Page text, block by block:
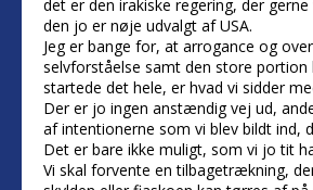
det er den irakiske regering, der
den jo er nøje udvalgt af USA.
Jeg er bange for, at arrogance og
selvforståelse samt den store portion
startede det hele, er hvad vi sidder
Der er jo ingen anstændig vej ud,
af intentionerne som vi blev bildt ind,
Det er bare ikke muligt, som vi jo tit
Vi skal forvente en tilbagetrækning,